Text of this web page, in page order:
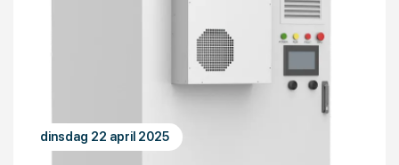
dinsdag 22 april 2025